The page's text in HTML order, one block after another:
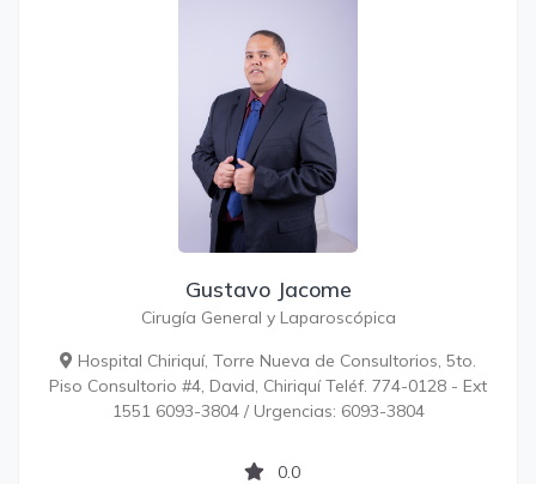
Gustavo Jacome
Cirugía General y Laparoscópica
Hospital Chiriquí, Torre Nueva de Consultorios, 5to.
Piso Consultorio #4, David, Chiriquí Teléf. 774-0128 - Ext
1551 6093-3804 / Urgencias: 6093-3804
0.0